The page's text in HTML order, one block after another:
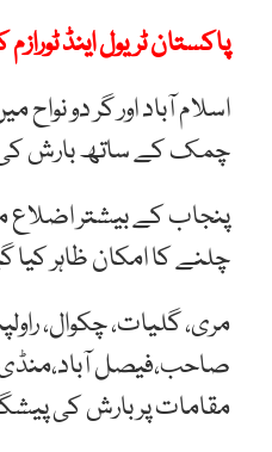
پاکستان ٹریول اینڈ ٹورازم کی عالمی رینکنگ
اسلام آباد اور گر دو
چمک کے ساتھ بارش
پنجاب کے بیشتر اضلاع
چلنے کا امکان ظاہر کیا
مری، گلیات، چکوال،
صاحب،فیصل آباد،منڈی
مقامات پر بارش کی